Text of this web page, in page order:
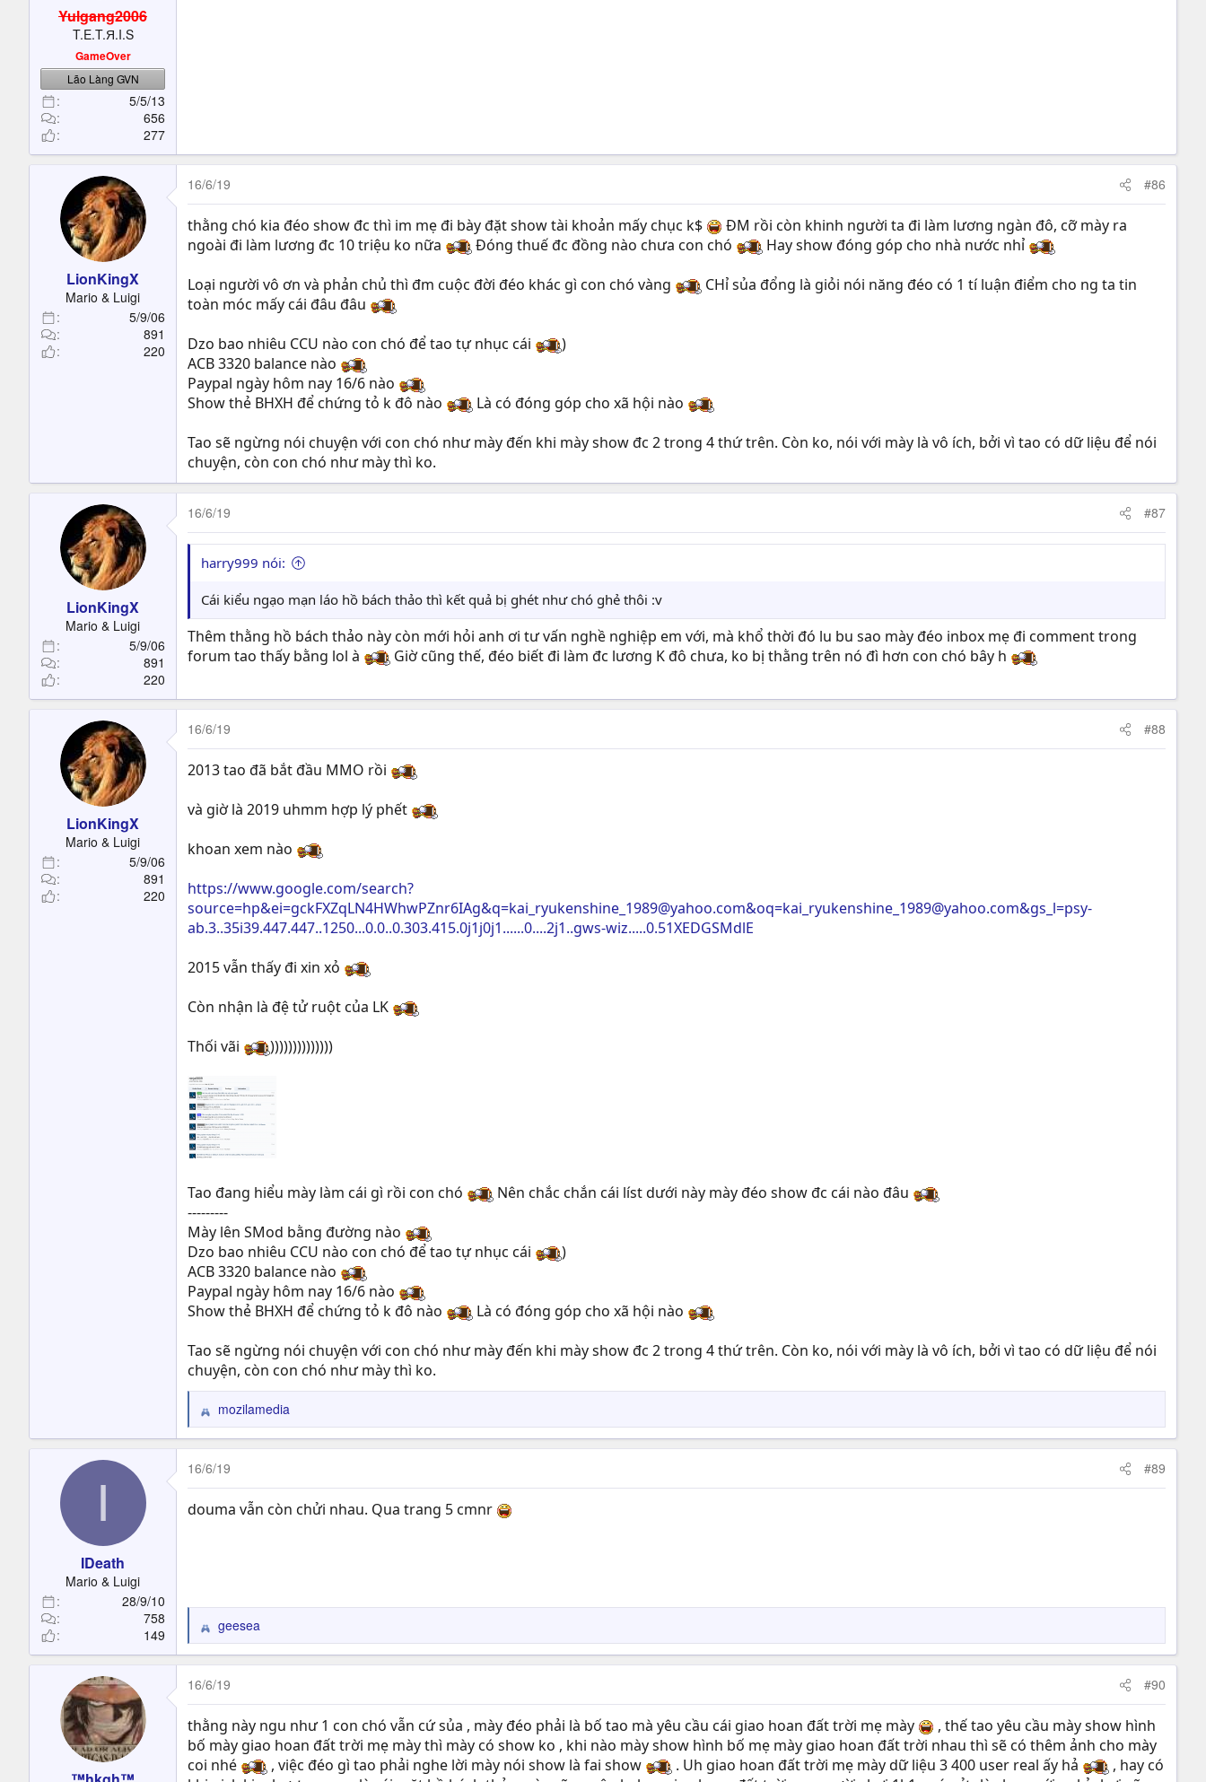
Yulgang2006
T.E.T.Я.I.S
GameOver
Lão Làng GVN
5/5/13
656
277
LionKingX
Mario & Luigi
5/9/06
891
220
16/6/19 #86
thằng chó kia đéo show đc thì im mẹ đi bày đặt show tài khoản mấy chục k$
ĐM rồi còn khinh người ta đi làm lương ngàn đô, cỡ mày ra
ngoài đi làm lương đc 10 triệu ko nữa
Đóng thuế đc đồng nào chưa con chó
Hay show đóng góp cho nhà nước nhỉ
Loại người vô ơn và phản chủ thì đm cuộc đời đéo khác gì con chó vàng
CHỉ sủa đổng là giỏi nói năng đéo có 1 tí luận điểm cho ng ta tin
toàn móc mấy cái đâu đâu
Dzo bao nhiêu CCU nào con chó để tao tự nhục cái
)
ACB 3320 balance nào
Paypal ngày hôm nay 16/6 nào
Show thẻ BHXH để chứng tỏ k đô nào
Là có đóng góp cho xã hội nào
Tao sẽ ngừng nói chuyện với con chó như mày đến khi mày show đc 2 trong 4 thứ trên. Còn ko, nói với mày là vô ích, bởi vì tao có dữ liệu để nói
chuyện, còn con chó như mày thì ko.
LionKingX
Mario & Luigi
5/9/06
891
220
16/6/19 #87
harry999 nói:
Cái kiểu ngạo mạn láo hồ bách thảo thì kết quả bị ghét như chó ghẻ thôi :v
Thêm thằng hồ bách thảo này còn mới hỏi anh ơi tư vấn nghề nghiệp em với, mà khổ thời đó lu bu sao mày đéo inbox mẹ đi comment trong
forum tao thấy bằng lol à
Giờ cũng thế, đéo biết đi làm đc lương K đô chưa, ko bị thằng trên nó đì hơn con chó bây h
LionKingX
Mario & Luigi
5/9/06
891
220
16/6/19 #88
2013 tao đã bắt đầu MMO rồi
và giờ là 2019 uhmm hợp lý phết
khoan xem nào
https://www.google.com/search?
source=hp&ei=gckFXZqLN4HWhwPZnr6IAg&q=kai_ryukenshine_1989@yahoo.com&oq=kai_ryukenshine_1989@yahoo.com&gs_l=psy-
ab.3..35i39.447.447..1250...0.0..0.303.415.0j1j0j1......0....2j1..gws-wiz.....0.51XEDGSMdlE
2015 vẫn thấy đi xin xỏ
Còn nhận là đệ tử ruột của LK
Thối vãi
))))))))))))))
Tao đang hiểu mày làm cái gì rồi con chó
Nên chắc chắn cái líst dưới này mày đéo show đc cái nào đâu
---------
Mày lên SMod bằng đường nào
Dzo bao nhiêu CCU nào con chó để tao tự nhục cái
)
ACB 3320 balance nào
Paypal ngày hôm nay 16/6 nào
Show thẻ BHXH để chứng tỏ k đô nào
Là có đóng góp cho xã hội nào
Tao sẽ ngừng nói chuyện với con chó như mày đến khi mày show đc 2 trong 4 thứ trên. Còn ko, nói với mày là vô ích, bởi vì tao có dữ liệu để nói
chuyện, còn con chó như mày thì ko.
R
e
a
c
t
o
mozilamedia
I
IDeath
Mario & Luigi
28/9/10
758
149
16/6/19 #89
douma vẫn còn chửi nhau. Qua trang 5 cmnr
R
e
a
c
t
o
n
s
geesea
16/6/19 #90
thằng này ngu như 1 con chó vẫn cứ sủa , mày đéo phải là bố tao mà yêu cầu cái giao hoan đất trời mẹ mày
, thế tao yêu cầu mày show hình
bố mày giao hoan đất trời mẹ mày thì mày có show ko , khi nào mày show hình bố mẹ mày giao hoan đất trời nhau thì sẽ có thêm ảnh cho mày
coi nhé
, việc đéo gì tao phải nghe lời mày nói show là fai show . Uh giao hoan đất trời mẹ mày dữ liệu 3 400 user real ấy hả
, hay có